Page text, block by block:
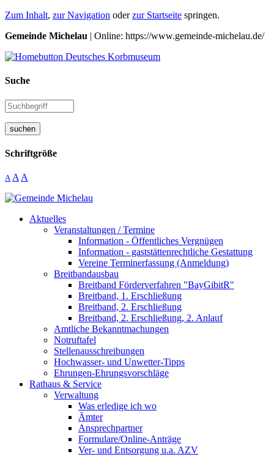
Zum Inhalt, zur Navigation oderzur Startseite springen.
Gemeinde Michelau | Online: https://www.gemeinde-michelau.de/
Suche
suchen
Schriftgröße
A A A
Aktuelles
Veranstaltungen / Termine
Information - Öffentliches Vergnügen
Information - gaststättenrechtliche Gestattung
Vereine Terminerfassung (Anmeldung)
Breitbandausbau
Breitband Förderverfahren "BayGibitR"
Breitband, 1. Erschließung
Breitband, 2. Erschließung
Breitband, 2. Erschließung, 2. Anlauf
Amtliche Bekanntmachungen
Notruftafel
Stellenausschreibungen
Hochwasser- und Unwetter-Tipps
Ehrungen-Ehrungsvorschläge
Rathaus & Service
Verwaltung
Was erledige ich wo
Ämter
Ansprechpartner
Formulare/Online-Anträge
Ver- und Entsorgung u.a. AZV